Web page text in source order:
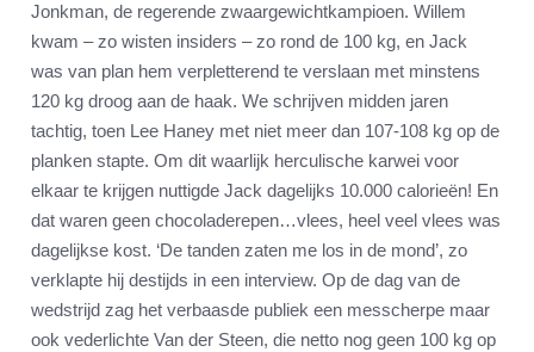
Jonkman, de regerende zwaargewichtkampioen. Willem
kwam – zo wisten insiders – zo rond de 100 kg, en Jack
was van plan hem verpletterend te verslaan met minstens
120 kg droog aan de haak. We schrijven midden jaren
tachtig, toen Lee Haney met niet meer dan 107-108 kg op de
planken stapte. Om dit waarlijk herculische karwei voor
elkaar te krijgen nuttigde Jack dagelijks 10.000 calorieën! En
dat waren geen chocoladerepen…vlees, heel veel vlees was
dagelijkse kost. ‘De tanden zaten me los in de mond’, zo
verklapte hij destijds in een interview. Op de dag van de
wedstrijd zag het verbaasde publiek een messcherpe maar
ook vederlichte Van der Steen, die netto nog geen 100 kg op